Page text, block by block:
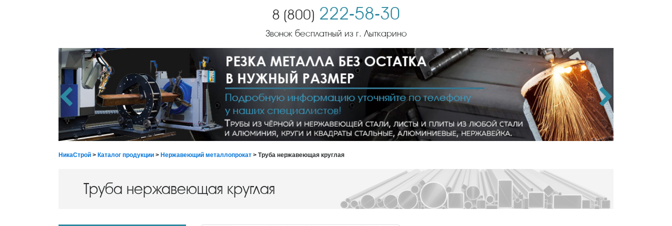
8 (800) 222-58-30
Звонок бесплатный из г. Лыткарино
НикаСтрой > Каталог продукции > Нержавеющий металлопрокат > Труба нержавеющая круглая
Труба нержавеющая круглая